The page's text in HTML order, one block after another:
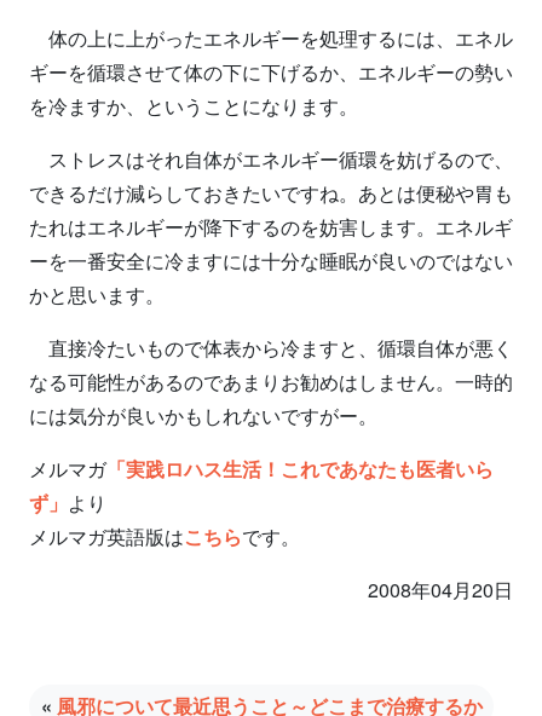
体の上に上がったエネルギーを処理するには、エネル
ギーを循環させて体の下に下げるか、エネルギーの勢い
を冷ますか、ということになります。
ストレスはそれ自体がエネルギー循環を妨げるので、
できるだけ減らしておきたいですね。あとは便秘や胃も
たれはエネルギーが降下するのを妨害します。エネルギ
ーを一番安全に冷ますには十分な睡眠が良いのではない
かと思います。
直接冷たいもので体表から冷ますと、循環自体が悪く
なる可能性があるのであまりお勧めはしません。一時的
には気分が良いかもしれないですがー。
メルマガ「実践ロハス生活！これであなたも医者いら
ず」 より
メルマガ英語版はこちらです。
2008年04月20日
« 風邪について最近思うこと～どこまで治療するか